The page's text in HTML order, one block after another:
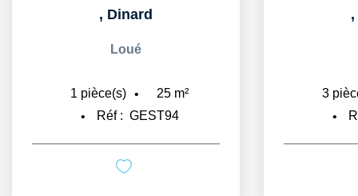
, Dinard
Loué
1 pièce(s) 25 m²
Réf : GEST94
,
3